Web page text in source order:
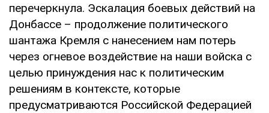
перечеркнула. Эскалация боевых действий на
Донбассе – продолжение политического
шантажа Кремля с нанесением нам потерь
через огневое воздействие на наши войска с
целью принуждения нас к политическим
решениям в контексте, которые
предусматриваются Российской Федерацией